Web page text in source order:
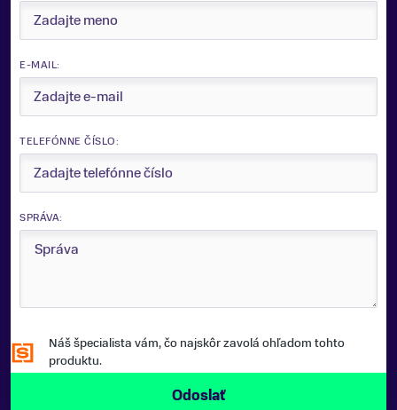
E-MAIL:
TELEFÓNNE ČÍSLO:
SPRÁVA:
Náš špecialista vám, čo najskôr zavolá ohľadom tohto
produktu.